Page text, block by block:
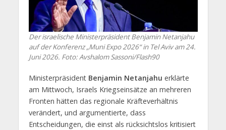
Der israelische Ministerpräsident Benjamin Netanjahu
auf der Konferenz „Muni Expo 2026“ in Tel Aviv am 24.
Juni 2026. Foto: Avshalom Sassoni/Flash90
Ministerpräsident Benjamin Netanjahu erklärte
am Mittwoch, Israels Kriegseinsätze an mehreren
Fronten hätten das regionale Kräfteverhältnis
verändert, und argumentierte, dass
Entscheidungen, die einst als rücksichtslos kritisiert